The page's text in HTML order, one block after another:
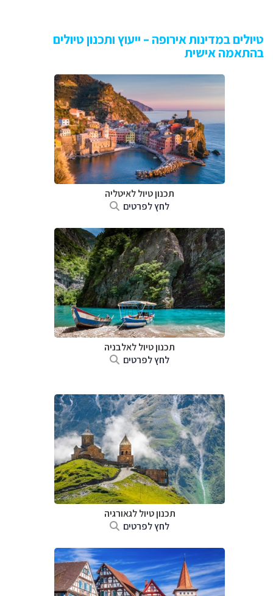
טיולים במדינות אירופה – ייעוץ ותכנון טיולים
בהתאמה אישית
תכנון טיול לאיטליה
לחץ לפרטים
תכנון טיול לאלבניה
לחץ לפרטים
תכנון טיול לגאורגיה
לחץ לפרטים